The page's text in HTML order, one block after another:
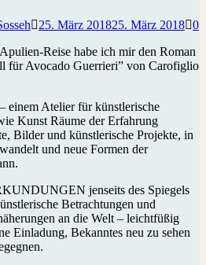
25. März 201825. März 2018 0
Reise habe ich mir den Roman
für Avocado Guerrieri” von Carofiglio
einem Atelier für künstlerische
Kunst Räume der Erfahrung
Bilder und künstlerische Projekte, in
und neue Formen der
jenseits des Spiegels
Betrachtungen und
an die Welt – leichtfüßig
Einladung, Bekanntes neu zu sehen